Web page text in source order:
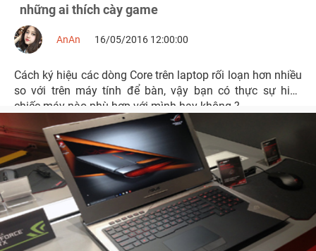
những ai thích cày game
AnAn 16/05/2016 12:00:00
Cách ký hiệu các dòng Core trên laptop rối loạn hơn nhiều
so với trên máy tính để bàn, vậy bạn có thực sự hiểu
chiếc máy nào phù hợp với mình hay không ?